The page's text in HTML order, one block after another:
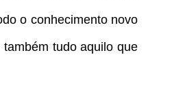
o conhecimento novo
tudo aquilo que